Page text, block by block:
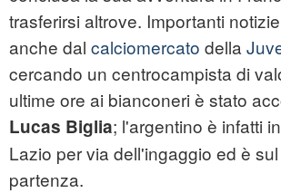
trasferirsi altrove. Importanti
anche dal calciomercato della
cercando un centrocampista di
ultime ore ai bianconeri è stato
Lucas Biglia; l'argentino è infatti
Lazio per via dell'ingaggio ed è
partenza.